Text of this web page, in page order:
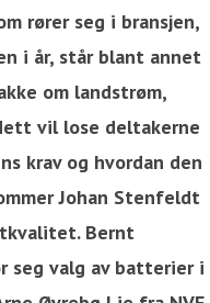
rører seg i bransjen,
i år, står blant annet
om landstrøm,
vil lose deltakerne
krav og hvordan den
Johan Stenfeldt
Bernt
seg valg av batterier i